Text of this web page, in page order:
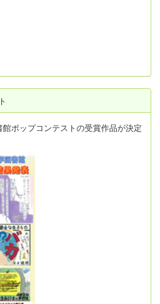
ポップコンテストの受賞作品が決定